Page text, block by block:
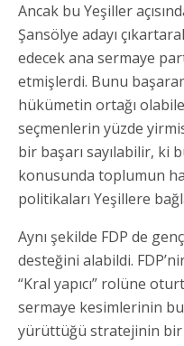
Ancak bu Yeşiller
Şansölye adayı
edecek ana sermaye
etmişlerdi. Bunu
hükümetin ortağı
seçmenlerin yüzde
bir başarı sayılabilir, ki
konusunda toplumun
politikaları Yeşillere
Aynı şekilde FDP de
desteğini alabildi.
“Kral yapıcı” rolüne
sermaye kesimlerinin
yürüttüğü stratejinin bir